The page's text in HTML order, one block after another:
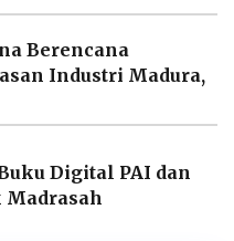
Berencana
Industri Madura,
Digital PAI dan
Madrasah